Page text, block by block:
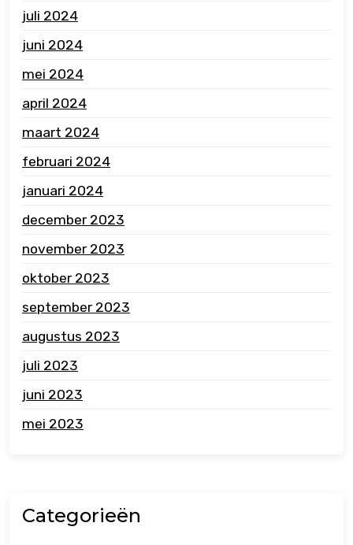
juli 2024
juni 2024
mei 2024
april 2024
maart 2024
februari 2024
januari 2024
december 2023
november 2023
oktober 2023
september 2023
augustus 2023
juli 2023
juni 2023
mei 2023
Categorieën